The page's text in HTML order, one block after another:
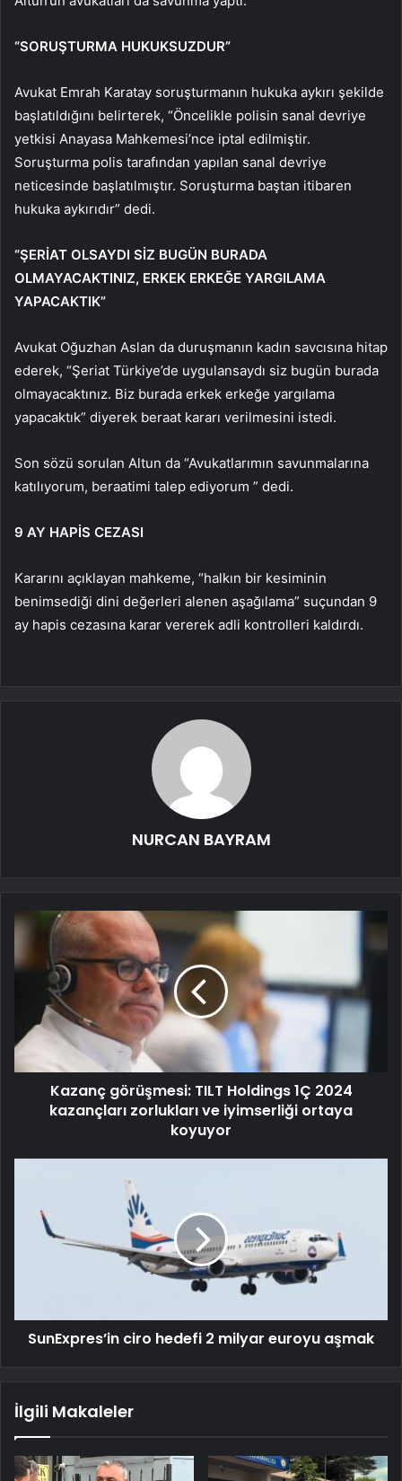
“SORUŞTURMA HUKUKSUZDUR”
Avukat Emrah Karatay soruşturmanın hukuka aykırı şekilde
başlatıldığını belirterek, “Öncelikle polisin sanal devriye
yetkisi Anayasa Mahkemesi’nce iptal edilmiştir.
Soruşturma polis tarafından yapılan sanal devriye
neticesinde başlatılmıştır. Soruşturma baştan itibaren
hukuka aykırıdır” dedi.
“ŞERİAT OLSAYDI SİZ BUGÜN BURADA
OLMAYACAKTINIZ, ERKEK ERKEĞE YARGILAMA
YAPACAKTIK”
Avukat Oğuzhan Aslan da duruşmanın kadın savcısına hitap
ederek, “Şeriat Türkiye’de uygulansaydı siz bugün burada
olmayacaktınız. Biz burada erkek erkeğe yargılama
yapacaktık” diyerek beraat kararı verilmesini istedi.
Son sözü sorulan Altun da “Avukatlarımın savunmalarına
katılıyorum, beraatimi talep ediyorum ” dedi.
9 AY HAPİS CEZASI
Kararını açıklayan mahkeme, “halkın bir kesiminin
benimsediği dini değerleri alenen aşağılama” suçundan 9
ay hapis cezasına karar vererek adli kontrolleri kaldırdı.
NURCAN BAYRAM
Kazanç görüşmesi: TILT Holdings 1Ç 2024
kazançları zorlukları ve iyimserliği ortaya
koyuyor
SunExpres’in ciro hedefi 2 milyar euroyu aşmak
İlgili Makaleler